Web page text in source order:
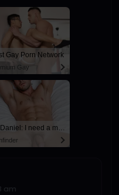
Gay Porn Network
Gay
Daniel: I need a man for a spicy night...
am